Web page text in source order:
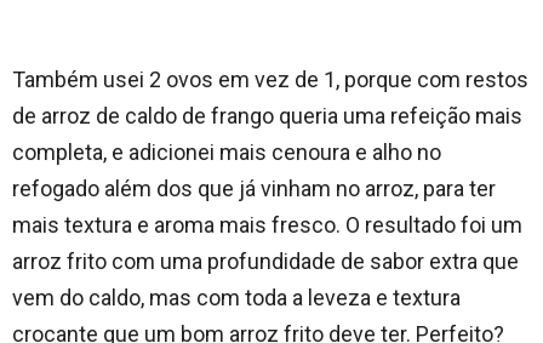
Também usei 2 ovos em vez de 1, porque com restos
de arroz de caldo de frango queria uma refeição mais
completa, e adicionei mais cenoura e alho no
refogado além dos que já vinham no arroz, para ter
mais textura e aroma mais fresco. O resultado foi um
arroz frito com uma profundidade de sabor extra que
vem do caldo, mas com toda a leveza e textura
crocante que um bom arroz frito deve ter. Perfeito?